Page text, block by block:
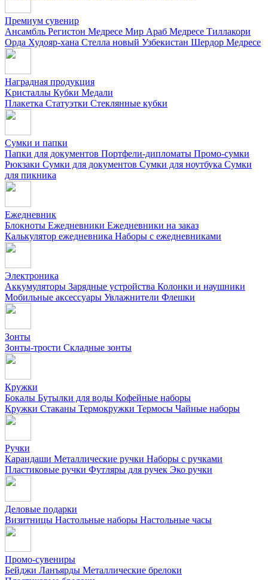
Премиум сувенир
Ансамбль Регистон Медресе Мир Араб Медресе Тиллакори
Орда Худояр-хана Стелла новый Узбекистан Шердор Медресе
Наградная продукция
Kристаллы Кубки Медали
Плакетка Статуэтки Стеклянные кубки
Сумки и папки
Папки для документов Портфели-дипломаты Промо-сумки
Рюкзаки Сумки для документов Сумки для ноутбука Сумки
для пикника
Ежедневник
Блокноты Ежедневники Ежедневники на заказ
Калькулятор ежедневника Наборы с ежедневниками
Электроника
Аккумуляторы Зарядные устройства Колонки и наушники
Мобильные аксессуары Увлажнители Флешки
Зонты
Зонты-трости Складные зонты
Кружки
Бокалы Бутылки для воды Кофейные наборы
Кружки Стаканы Термокружки Термосы Чайные наборы
Ручки
Карандаши Металлические ручки Наборы с ручками
Пластиковые ручки Футляры для ручек Эко ручки
Деловые подарки
Визитницы Настольные наборы Настольные часы
Промо-сувениры
Бейджи Ланъярды Металлические брелоки